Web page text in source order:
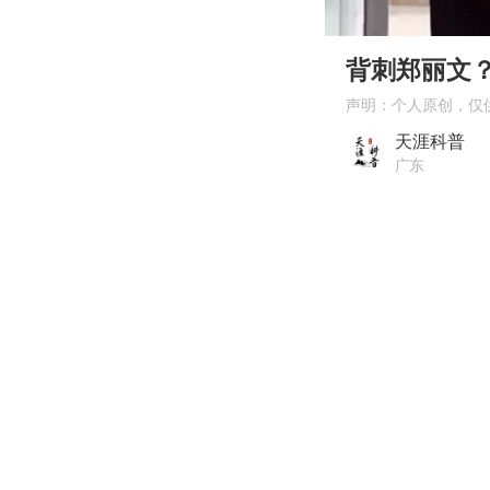
Play
00:00
背刺郑丽文
声明：个人原创，仅
天涯科普
广东